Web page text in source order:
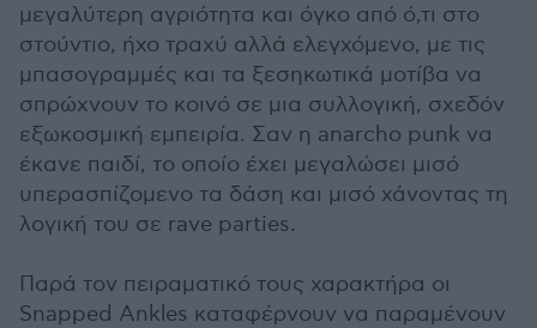
μεγαλύτερη αγριότητα και όγκο από ό,τι στο
στούντιο, ήχο τραχύ αλλά ελεγχόμενο, με τις
μπασογραμμές και τα ξεσηκωτικά μοτίβα να
σπρώχνουν το κοινό σε μια συλλογική, σχεδόν
εξωκοσμική εμπειρία. Σαν η anarcho punk να
έκανε παιδί, το οποίο έχει μεγαλώσει μισό
υπερασπίζομενο τα δάση και μισό χάνοντας τη
λογική του σε rave parties.
Παρά τον πειραματικό τους χαρακτήρα οι
Snapped Ankles καταφέρνουν να παραμένουν